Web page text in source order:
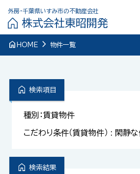
外房・千葉県いすみ市の不動産会社
株式会社東昭開発
home HOME navigate_next 物件一覧
home 検索項目
種別：賃貸物件
こだわり条件（賃貸物件） : 閑静
home 検索結果